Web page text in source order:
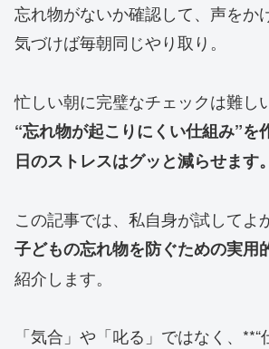
忘れ物がないか確認して、声を
気づけば毎朝同じやり取り。
忙しい朝に完璧なチェックは難し
“忘れ物が起こりにくい仕組み”を
日のストレスはグッと減らせます。
この記事では、私自身が試してよ
子どもの忘れ物を防ぐための実用
紹介します。
「気合」や「叱る」ではなく、